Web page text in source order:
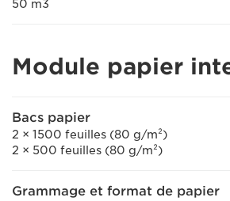
50 m3
Module papier
Bacs papier
2 × 1500 feuilles (80 g/m²)
2 × 500 feuilles (80 g/m²)
Grammage et format de papier